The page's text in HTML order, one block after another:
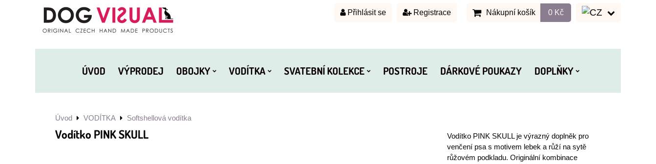
Přihlásit se Registrace Nákupní košík 0 Kč
ÚVOD VÝPRODEJ OBOJKY VODÍTKA SVATEBNÍ KOLEKCE POSTROJE DÁRKOVÉ POUKAZY DOPLŇKY
Úvod VODÍTKA Softshellová vodítka
Vodítko PINK SKULL
Vodítko PINK SKULL je výrazný doplněk pro
venčení psa s motivem lebek a růží na sytě
růžovém podkladu. Originální kombinace